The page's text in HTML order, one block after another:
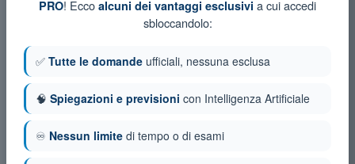
PRO! Ecco alcuni dei vantaggi esclusivi a cui accedi
sbloccandolo:
✅ Tutte le domande ufficiali, nessuna esclusa
🧠 Spiegazioni e previsioni con Intelligenza Artificiale
♾️ Nessun limite di tempo o di esami